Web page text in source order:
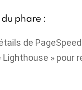
phare :
de
Lighthouse » pour